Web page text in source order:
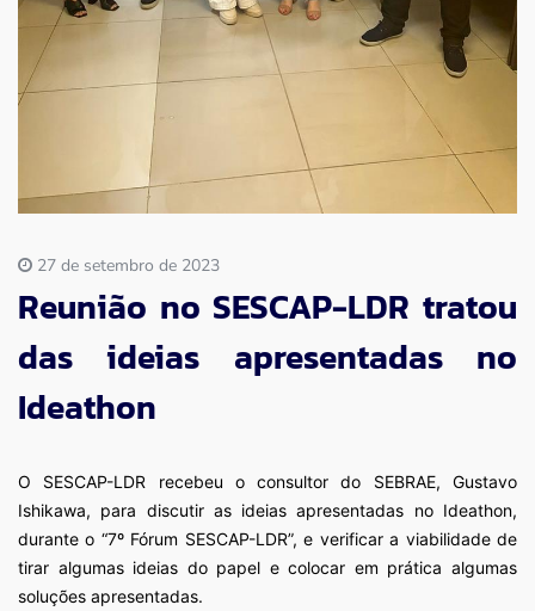
27 de setembro de 2023
Reunião no SESCAP-LDR tratou
das ideias apresentadas no
Ideathon
O SESCAP-LDR recebeu o consultor do SEBRAE, Gustavo
Ishikawa, para discutir as ideias apresentadas no Ideathon,
durante o “7º Fórum SESCAP-LDR”, e verificar a viabilidade de
tirar algumas ideias do papel e colocar em prática algumas
soluções apresentadas.